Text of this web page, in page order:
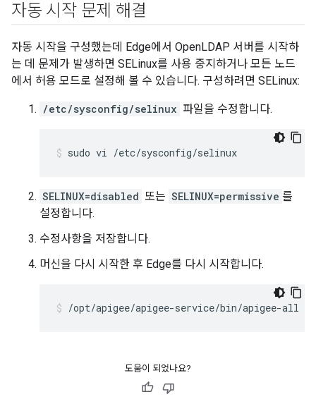
자동 시작 문제 해결
자동 시작을 구성했는데 Edge에서 OpenLDAP 서버를 시작하
는 데 문제가 발생하면 SELinux를 사용 중지하거나 모든 노드
에서 허용 모드로 설정해 볼 수 있습니다. 구성하려면 SELinux:
/etc/sysconfig/selinux 파일을 수정합니다.
sudo vi /etc/sysconfig/selinux
SELINUX=disabled 또는 SELINUX=permissive 를
설정합니다.
수정사항을 저장합니다.
머신을 다시 시작한 후 Edge를 다시 시작합니다.
/opt/apigee/apigee-service/bin/apigee-all
도움이 되었나요?